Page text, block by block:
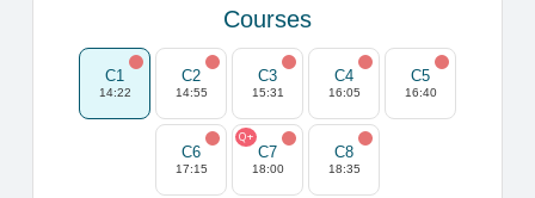
Courses
C1
14:22
C2
14:55
C3
15:31
C4
16:05
C5
16:40
C6
17:15
C7
18:00
Q+
C8
18:35